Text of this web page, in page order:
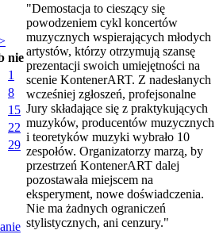
nie
1
8
15
22
29
"Demostacja to cieszący się
powodzeniem cykl koncertów
muzycznych wspierających młodych
artystów, którzy otrzymują szansę
prezentacji swoich umiejętności na
scenie KontenerART. Z nadesłanych
wcześniej zgłoszeń, profejsonalne
Jury składające się z praktykujących
muzyków, producentów muzycznych
i teoretyków muzyki wybrało 10
zespołów. Organizatorzy marzą, by
przestrzeń KontenerART dalej
pozostawała miejscem na
eksperyment, nowe doświadczenia.
Nie ma żadnych ograniczeń
stylistycznych, ani cenzury."